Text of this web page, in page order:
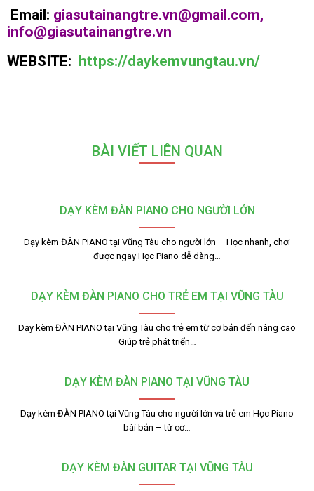
Email: giasutainangtre.vn@gmail.com,
info@giasutainangtre.vn
WEBSITE: https://daykemvungtau.vn/
BÀI VIẾT LIÊN QUAN
DẠY KÈM ĐÀN PIANO CHO NGƯỜI LỚN
Dạy kèm ĐÀN PIANO tại Vũng Tàu cho người lớn – Học nhanh, chơi
được ngay Học Piano dễ dàng…
DẠY KÈM ĐÀN PIANO CHO TRẺ EM TẠI VŨNG TÀU
Dạy kèm ĐÀN PIANO tại Vũng Tàu cho trẻ em từ cơ bản đến nâng cao
Giúp trẻ phát triển…
DẠY KÈM ĐÀN PIANO TẠI VŨNG TÀU
Dạy kèm ĐÀN PIANO tại Vũng Tàu cho người lớn và trẻ em Học Piano
bài bản – từ cơ…
DẠY KÈM ĐÀN GUITAR TẠI VŨNG TÀU